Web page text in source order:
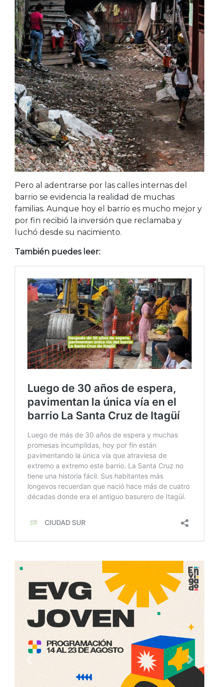
Pero al adentrarse por las calles internas del
barrio se evidencia la realidad de muchas
familias. Aunque hoy el barrio es mucho mejor y
por fin recibió la inversión que reclamaba y
luchó desde su nacimiento.
También puedes leer: